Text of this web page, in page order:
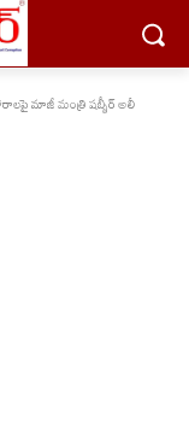
మాజీ మంత్రి షబ్బీర్ అలీ